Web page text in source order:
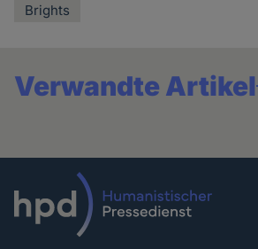
Brights
Verwandte Artikel